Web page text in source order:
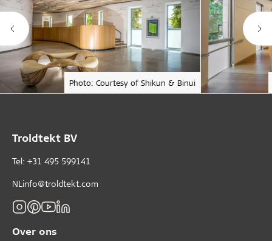
Photo: Courtesy of Shikun & Binui
Troldtekt BV
Tel: +31 495 599141
NLinfo@troldtekt.com
Over ons